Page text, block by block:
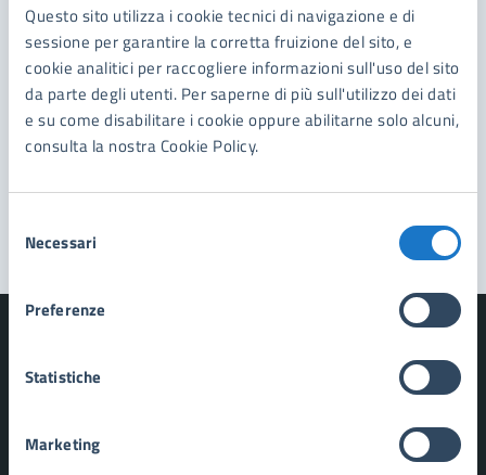
Questo sito utilizza i cookie tecnici di navigazione e di
sessione per garantire la corretta fruizione del sito, e
cookie analitici per raccogliere informazioni sull'uso del sito
da parte degli utenti. Per saperne di più sull'utilizzo dei dati
e su come disabilitare i cookie oppure abilitarne solo alcuni,
consulta la nostra Cookie Policy.
delNecessari
Preferenze
Statistiche
Marketing
Leggi le domande frequenti
Richiedi assistenza
Prenota appuntamento
Problemi in città
Segnala disservizio